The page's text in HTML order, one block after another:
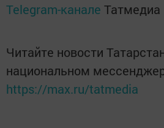
Telegram-канале Татмедиа
Читайте новости
национальном
https://max.ru/tatmedia